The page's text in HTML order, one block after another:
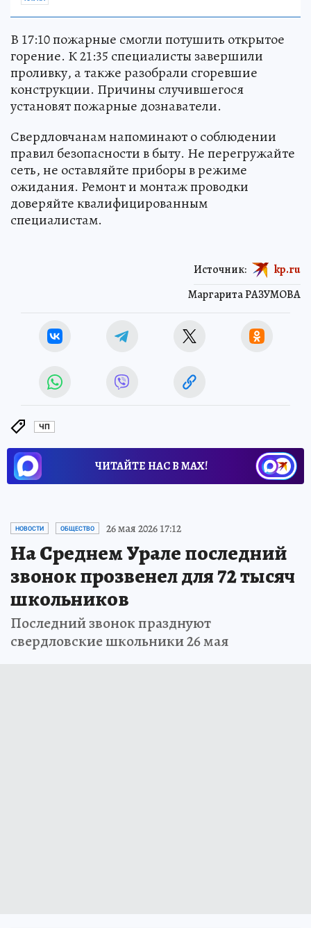
В 17:10 пожарные смогли потушить открытое
горение. К 21:35 специалисты завершили
проливку, а также разобрали сгоревшие
конструкции. Причины случившегося
установят пожарные дознаватели.
Свердловчанам напоминают о соблюдении
правил безопасности в быту. Не перегружайте
сеть, не оставляйте приборы в режиме
ожидания. Ремонт и монтаж проводки
доверяйте квалифицированным
специалистам.
Маргарита РАЗУМОВА
Источник: kp.ru
ЧП
ЧИТАЙТЕ НАС В МАХ!
НОВОСТИ ОБЩЕСТВО 26 мая 2026 17:12
На Среднем Урале последний
звонок прозвенел для 72 тысяч
школьников
Последний звонок празднуют
свердловские школьники 26 мая